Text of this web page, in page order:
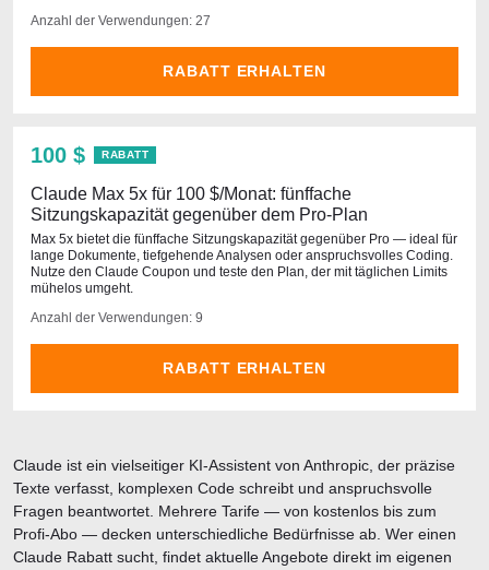
Anzahl der Verwendungen: 27
RABATT ERHALTEN
100 $ RABATT
Claude Max 5x für 100 $/Monat: fünffache
Sitzungskapazität gegenüber dem Pro-Plan
Max 5x bietet die fünffache Sitzungskapazität gegenüber Pro — ideal für
lange Dokumente, tiefgehende Analysen oder anspruchsvolles Coding.
Nutze den Claude Coupon und teste den Plan, der mit täglichen Limits
mühelos umgeht.
Anzahl der Verwendungen: 9
RABATT ERHALTEN
Claude ist ein vielseitiger KI-Assistent von Anthropic, der präzise
Texte verfasst, komplexen Code schreibt und anspruchsvolle
Fragen beantwortet. Mehrere Tarife — von kostenlos bis zum
Profi-Abo — decken unterschiedliche Bedürfnisse ab. Wer einen
Claude Rabatt sucht, findet aktuelle Angebote direkt im eigenen